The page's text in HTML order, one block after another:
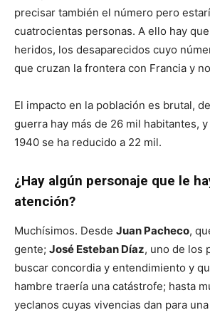
precisar también el número pero
cuatrocientas personas. A ello hay
heridos, los desaparecidos cuyo
que cruzan la frontera con Francia y
El impacto en la población es brutal,
guerra hay más de 26 mil habitantes,
1940 se ha reducido a 22 mil.
¿Hay algún personaje que le
atención?
Muchísimos. Desde Juan Pacheco,
gente; José Esteban Díaz, uno de los
buscar concordia y entendimiento y
hambre traería una catástrofe; hasta
yeclanos cuyas vivencias dan para